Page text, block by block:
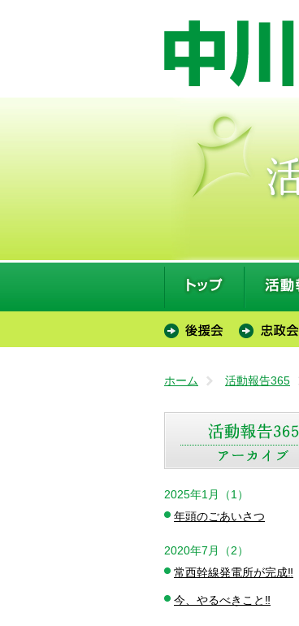
ホーム 活動報告365
2025年1月（1）
年頭のごあいさつ
2020年7月（2）
常西幹線発電所が完成‼️
今、やるべきこと‼️